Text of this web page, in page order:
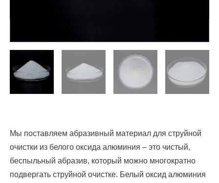
Мы поставляем абразивный материал для струйной
очистки из белого оксида алюминия – это чистый,
беспыльный абразив, который можно многократно
подвергать струйной очистке. Белый оксид алюминия